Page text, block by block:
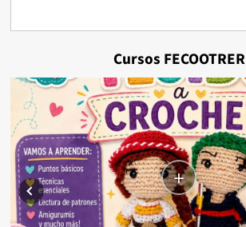
Cursos FECOOTRER
+